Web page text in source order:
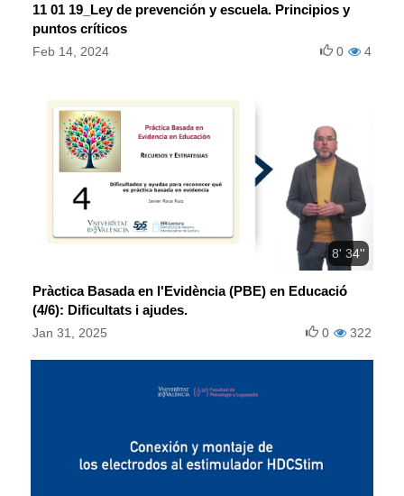
11 01 19_Ley de prevención y escuela. Principios y
puntos críticos
Feb 14, 2024 4
0
8' 34''
Pràctica Basada en l'Evidència (PBE) en Educació
(4/6): Dificultats i ajudes.
Jan 31, 2025 322
0